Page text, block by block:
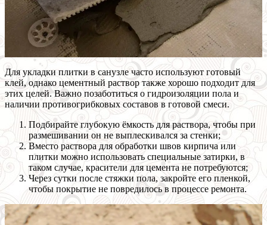
Для укладки плитки в санузле часто используют готовый
клей, однако цементный раствор также хорошо подходит для
этих целей. Важно позаботиться о гидроизоляции пола и
наличии противогрибковых составов в готовой смеси.
Подбирайте глубокую ёмкость для раствора, чтобы при
размешивании он не выплескивался за стенки;
Вместо раствора для обработки швов кирпича или
плитки можно использовать специальные затирки, в
таком случае, красители для цемента не потребуются;
Через сутки после стяжки пола, закройте его пленкой,
чтобы покрытие не повредилось в процессе ремонта.